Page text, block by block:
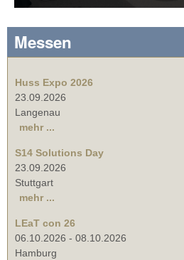
Messen
Huss Expo 2026
23.09.2026
Langenau
mehr ...
S14 Solutions Day
23.09.2026
Stuttgart
mehr ...
LEaT con 26
06.10.2026 - 08.10.2026
Hamburg